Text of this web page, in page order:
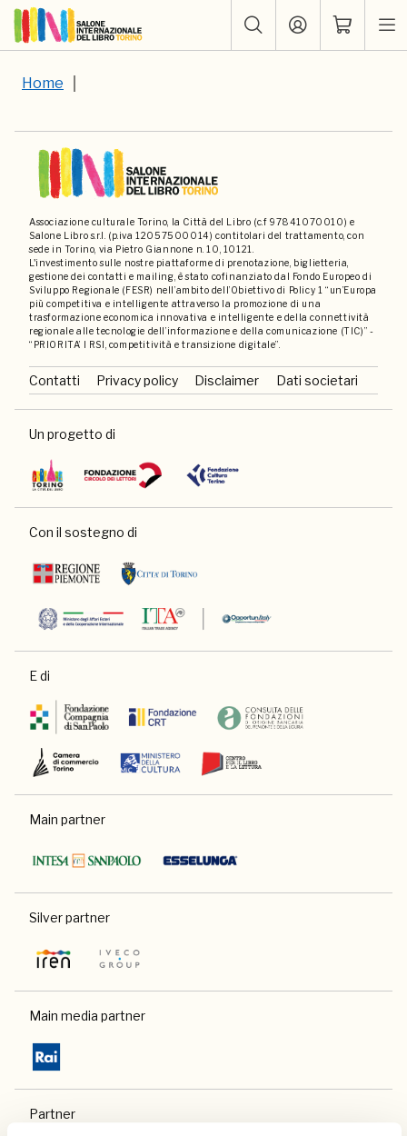
Home
Associazione culturale Torino, la Città del Libro (c.f 97841070010) e
Salone Libro s.r.l. (p.iva 12057500014) contitolari del trattamento, con
sede in Torino, via Pietro Giannone n. 10, 10121.
L'investimento sulle nostre piattaforme di prenotazione, biglietteria,
gestione dei contatti e mailing, è stato cofinanziato dal Fondo Europeo di
Sviluppo Regionale (FESR) nell’ambito dell’Obiettivo di Policy 1 “un’Europa
più competitiva e intelligente attraverso la promozione di una
trasformazione economica innovativa e intelligente e della connettività
regionale alle tecnologie dell’informazione e della comunicazione (TIC)” -
“PRIORITA’ I RSI, competitività e transizione digitale”.
Contatti Privacy policy Disclaimer Dati societari
Un progetto di
Con il sostegno di
E di
Main partner
Silver partner
Main media partner
Partner